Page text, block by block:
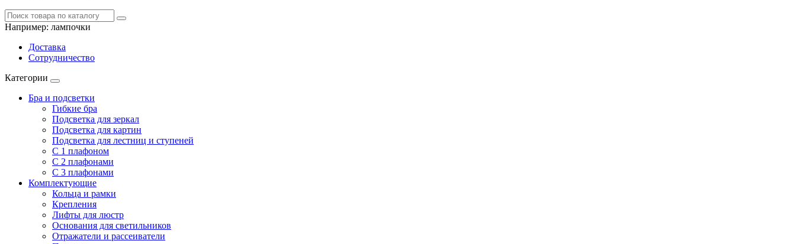
Например: лампочки
Доставка
Сотрудничество
Категории
Бра и подсветки
Гибкие бра
Подсветка для зеркал
Подсветка для картин
Подсветка для лестниц и ступеней
С 1 плафоном
С 2 плафонами
С 3 плафонами
Комплектующие
Кольца и рамки
Крепления
Лифты для люстр
Основания для светильников
Отражатели и рассеиватели